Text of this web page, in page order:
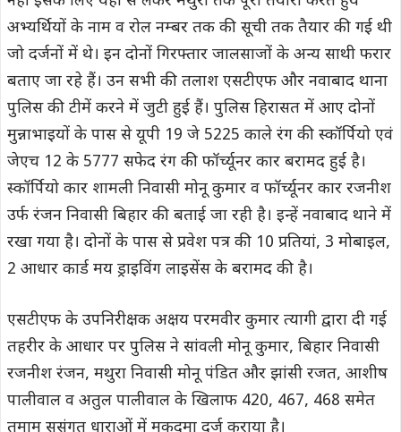
अभ्यर्थियों के नाम व रोल नम्बर तक की सूची तक तैयार की गई थी
जो दर्जनों में थे। इन दोनों गिरफ्तार जालसाजों के अन्य साथी फरार
बताए जा रहे हैं। उन सभी की तलाश एसटीएफ और नवाबाद थाना
पुलिस की टीमें करने में जुटी हुई हैं। पुलिस हिरासत में आए दोनों
मुन्नाभाइयों के पास से यूपी 19 जे 5225 काले रंग की स्कॉर्पियो एवं
जेएच 12 के 5777 सफेद रंग की फॉर्च्यूनर कार बरामद हुई है।
स्कॉर्पियो कार शामली निवासी मोनू कुमार व फॉर्च्यूनर कार रजनीश
उर्फ रंजन निवासी बिहार की बताई जा रही है। इन्हें नवाबाद थाने में
रखा गया है। दोनों के पास से प्रवेश पत्र की 10 प्रतियां, 3 मोबाइल,
2 आधार कार्ड मय ड्राइविंग लाइसेंस के बरामद की है।
एसटीएफ के उपनिरीक्षक अक्षय परमवीर कुमार त्यागी द्वारा दी गई
तहरीर के आधार पर पुलिस ने सांवली मोनू कुमार, बिहार निवासी
रजनीश रंजन, मथुरा निवासी मोनू पंडित और झांसी रजत, आशीष
पालीवाल व अतुल पालीवाल के खिलाफ 420, 467, 468 समेत